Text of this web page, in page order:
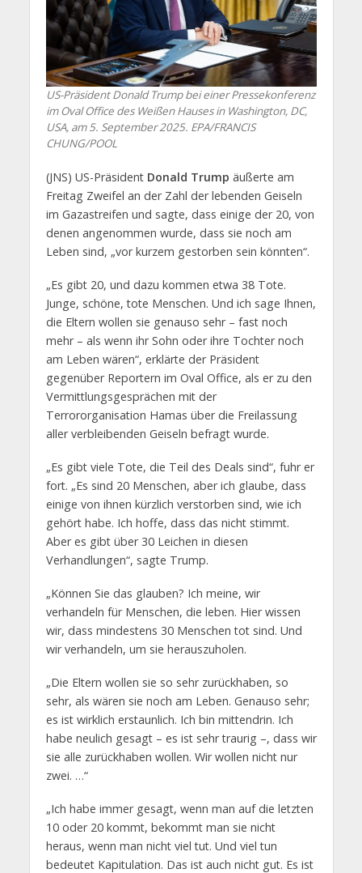
US-Präsident Donald Trump bei einer Pressekonferenz
im Oval Office des Weißen Hauses in Washington, DC,
USA, am 5. September 2025. EPA/FRANCIS
CHUNG/POOL
(JNS) US-Präsident Donald Trump äußerte am
Freitag Zweifel an der Zahl der lebenden Geiseln
im Gazastreifen und sagte, dass einige der 20, von
denen angenommen wurde, dass sie noch am
Leben sind, „vor kurzem gestorben sein könnten“.
„Es gibt 20, und dazu kommen etwa 38 Tote.
Junge, schöne, tote Menschen. Und ich sage Ihnen,
die Eltern wollen sie genauso sehr – fast noch
mehr – als wenn ihr Sohn oder ihre Tochter noch
am Leben wären“, erklärte der Präsident
gegenüber Reportern im Oval Office, als er zu den
Vermittlungsgesprächen mit der
Terrororganisation Hamas über die Freilassung
aller verbleibenden Geiseln befragt wurde.
„Es gibt viele Tote, die Teil des Deals sind“, fuhr er
fort. „Es sind 20 Menschen, aber ich glaube, dass
einige von ihnen kürzlich verstorben sind, wie ich
gehört habe. Ich hoffe, dass das nicht stimmt.
Aber es gibt über 30 Leichen in diesen
Verhandlungen“, sagte Trump.
„Können Sie das glauben? Ich meine, wir
verhandeln für Menschen, die leben. Hier wissen
wir, dass mindestens 30 Menschen tot sind. Und
wir verhandeln, um sie herauszuholen.
„Die Eltern wollen sie so sehr zurückhaben, so
sehr, als wären sie noch am Leben. Genauso sehr;
es ist wirklich erstaunlich. Ich bin mittendrin. Ich
habe neulich gesagt – es ist sehr traurig –, dass wir
sie alle zurückhaben wollen. Wir wollen nicht nur
zwei. …“
„Ich habe immer gesagt, wenn man auf die letzten
10 oder 20 kommt, bekommt man sie nicht
heraus, wenn man nicht viel tut. Und viel tun
bedeutet Kapitulation. Das ist auch nicht gut. Es ist